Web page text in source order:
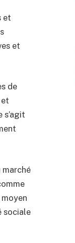
et
et
de
sociale